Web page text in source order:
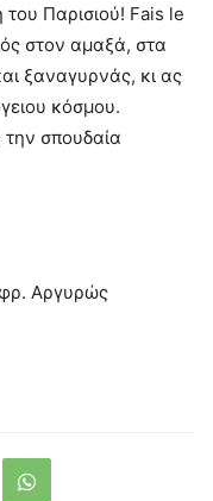
Παρισιού! Fais le
στον αμαξά, στα
ξαναγυρνάς, κι ας
κόσμου.
την σπουδαία
Αργυρώς